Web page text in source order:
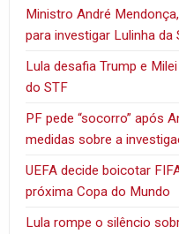
Ministro André
para investigar Lulinha da
Lula desafia Trump e
do STF
PF pede “socorro” após
medidas sobre a
UEFA decide boicotar
próxima Copa do Mundo
Lula rompe o silêncio